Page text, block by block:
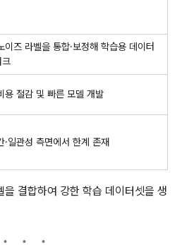
즈 라벨을 통합·보정해 학습용 데이터
크
용 절감 및 빠른 모델 개발
·일관성 측면에서 한계 존재
결합하여 강한 학습 데이터셋을 생